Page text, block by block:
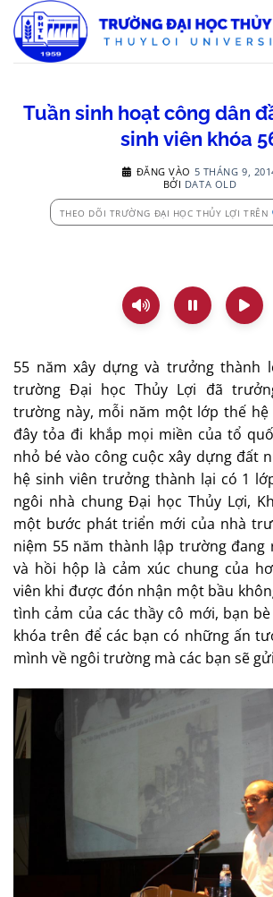
qua
nội
Tuần sinh hoạt công dân
sinh viên khóa
ĐĂNG VÀO 5 THÁNG 9,
BỞI DATA OLD
THEO DÕI TRƯỜNG ĐẠI HỌC THỦY LỢI TRÊN
55 năm xây dựng và trưởng thành
trường Đại học Thủy Lợi đã
trường này, mỗi năm một lớp thế
đây tỏa đi khắp mọi miền của tổ
nhỏ bé vào công cuộc xây dựng đất
hệ sinh viên trưởng thành lại có 1
ngôi nhà chung Đại học Thủy Lợi,
một bước phát triển mới của nhà
niệm 55 năm thành lập trường đang
và hồi hộp là cảm xúc chung của
viên khi được đón nhận một bầu
tình cảm của các thầy cô mới, bạn
khóa trên để các bạn có những ấn
mình về ngôi trường mà các bạn sẽ